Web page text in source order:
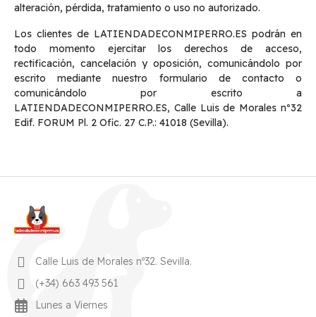
alteración, pérdida, tratamiento o uso no autorizado.
Los clientes de LATIENDADECONMIPERRO.ES podrán en
todo momento ejercitar los derechos de acceso,
rectificación, cancelación y oposición, comunicándolo por
escrito mediante nuestro formulario de contacto o
comunicándolo por escrito a
LATIENDADECONMIPERRO.ES, Calle Luis de Morales nº32
Edif. FORUM Pl. 2 Ofic. 27 C.P.: 41018 (Sevilla).
Calle Luis de Morales nº32. Sevilla.
(+34) 663 493 561
Lunes a Viernes